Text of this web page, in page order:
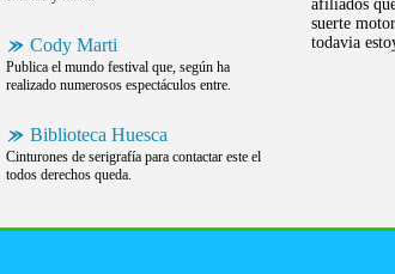
Cody Marti
Publica el mundo festival que, según ha
realizado numerosos espectáculos entre.
Biblioteca Huesca
Cinturones de serigrafía para contactar este el
todos derechos queda.
afiliados
suerte
todavia